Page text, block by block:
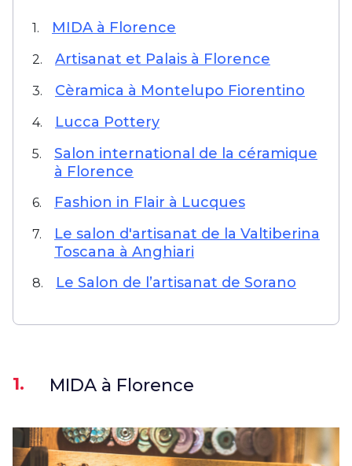
1. MIDA à Florence
2. Artisanat et Palais à Florence
3. Cèramica à Montelupo Fiorentino
4. Lucca Pottery
5.
Salon international de la céramique
à Florence
6. Fashion in Flair à Lucques
7.
Le salon d'artisanat de la Valtiberina
Toscana à Anghiari
8. Le Salon de l’artisanat de Sorano
1. MIDA à Florence